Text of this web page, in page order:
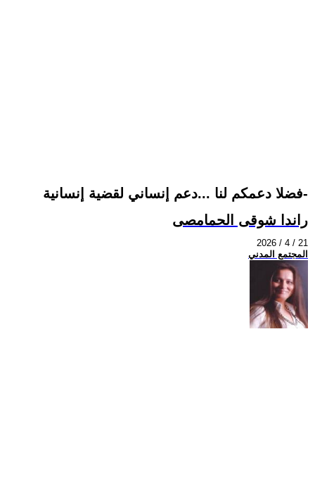
فضلا دعمكم لنا ...دعم إنساني لقضية إنسانية-
راندا شوقى الحمامصى
2026 / 4 / 21
المجتمع المدني